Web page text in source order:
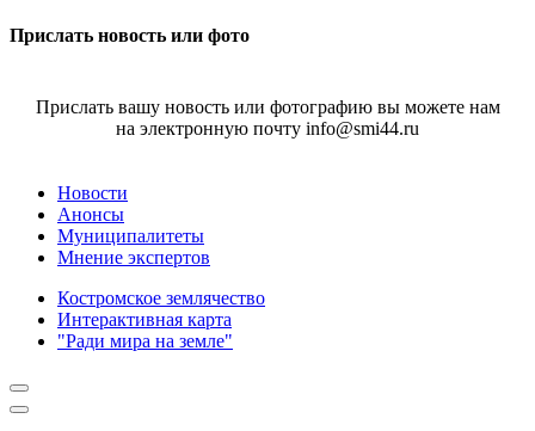
Прислать новость или фото
Прислать вашу новость или фотографию вы можете нам
на электронную почту info@smi44.ru
Новости
Анонсы
Муниципалитеты
Мнение экспертов
Костромское землячество
Интерактивная карта
"Ради мира на земле"